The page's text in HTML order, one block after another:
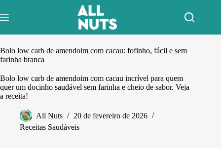
para
o
Bolo low carb de amendoim com cacau: fofinho, fácil e sem
farinha branca
Bolo low carb de amendoim com cacau incrível para quem
quer um docinho saudável sem farinha e cheio de sabor. Veja
a receita!
All Nuts
20 de fevereiro de 2026
Receitas Saudáveis